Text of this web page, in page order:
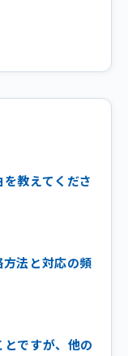
教えてくださ
法と対応の頻
ですが、他の